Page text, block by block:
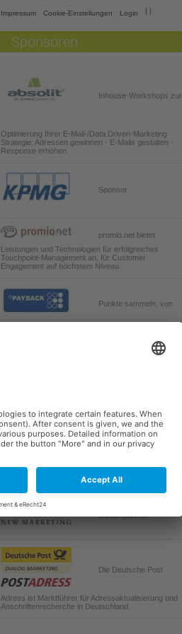
Impressum |
Cookie-Einstellungen |
Login
Sponsoren
Inhouse-Workshops zur
Optimierung Ihrer E-Mail-/Data Driven-Marketing
Strategie: Adressen gewinnen - E-Mails gestalten -
Response erhöhen
Sponsor
promio.net bietet
Leistungen und Technologien für erfolgreiches
Touchpoint-Management an, für Customer
Engagement auf höchstem Niveau
Punkte sammeln, von
schnellsten wachsenden Digital Solutions-,
Consulting- und Software-Gesellschaften am Markt.
Partner
Medienpartner
Die Deutsche Post
Adress ist Marktführer für Adressaktualisierung und
Anschriftenrecherche in Deutschland.